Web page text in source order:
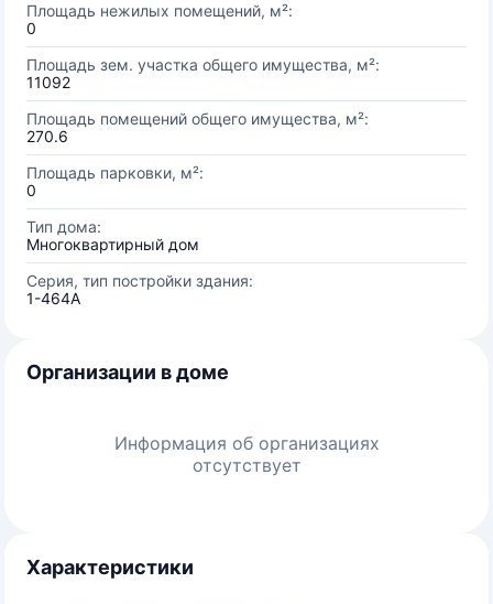
Площадь нежилых помещений, м²:
0
Площадь зем. участка общего имущества, м²:
11092
Площадь помещений общего имущества, м²:
270.6
Площадь парковки, м²:
0
Тип дома:
Многоквартирный дом
Серия, тип постройки здания:
1-464А
Организации в доме
Информация об организациях
отсутствует
Характеристики